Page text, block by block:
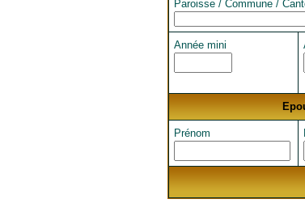
Paroisse / Commune /
Année mini
Prénom